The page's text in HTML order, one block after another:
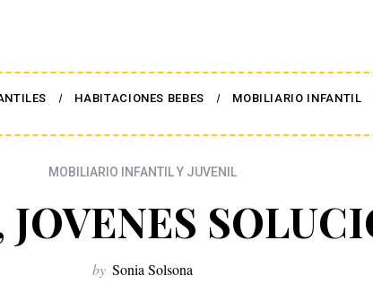
HABITACIONES BEBES MOBILIARIO INFANTIL
MOBILIARIO INFANTIL Y JUVENIL
by Sonia Solsona